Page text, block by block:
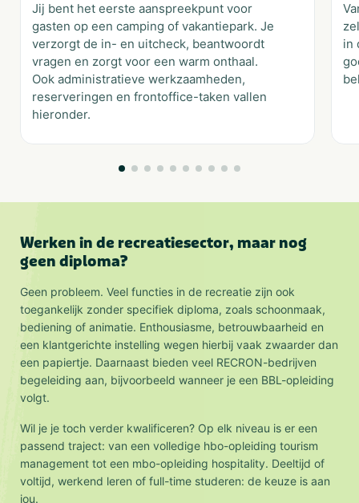
Jij bent het eerste aanspreekpunt voor
gasten op een camping of vakantiepark. Je
verzorgt de in- en uitcheck, beantwoordt
vragen en zorgt voor een warm onthaal.
Ook administratieve werkzaamheden,
reserveringen en frontoffice-taken vallen
hieronder.
in
Werken in de recreatiesector, maar nog
geen diploma?
Geen probleem. Veel functies in de recreatie zijn ook
toegankelijk zonder specifiek diploma, zoals schoonmaak,
bediening of animatie. Enthousiasme, betrouwbaarheid en
een klantgerichte instelling wegen hierbij vaak zwaarder dan
een papiertje. Daarnaast bieden veel RECRON-bedrijven
begeleiding aan, bijvoorbeeld wanneer je een BBL-opleiding
volgt.
Wil je je toch verder kwalificeren? Op elk niveau is er een
passend traject: van een volledige hbo-opleiding tourism
management tot een mbo-opleiding hospitality. Deeltijd of
voltijd, werkend leren of full-time studeren: de keuze is aan
jou.